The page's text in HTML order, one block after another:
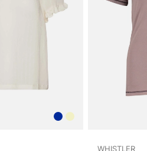
WHISTLER